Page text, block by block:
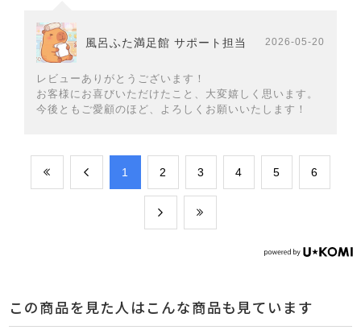
風呂ふた満足館 サポート担当 2026-05-20
レビューありがとうございます！
お客様にお喜びいただけたこと、大変嬉しく思います。
今後ともご愛顧のほど、よろしくお願いいたします！
​1 ​2 ​3 ​4 ​5 ​6
この商品を見た人はこんな商品も見ています